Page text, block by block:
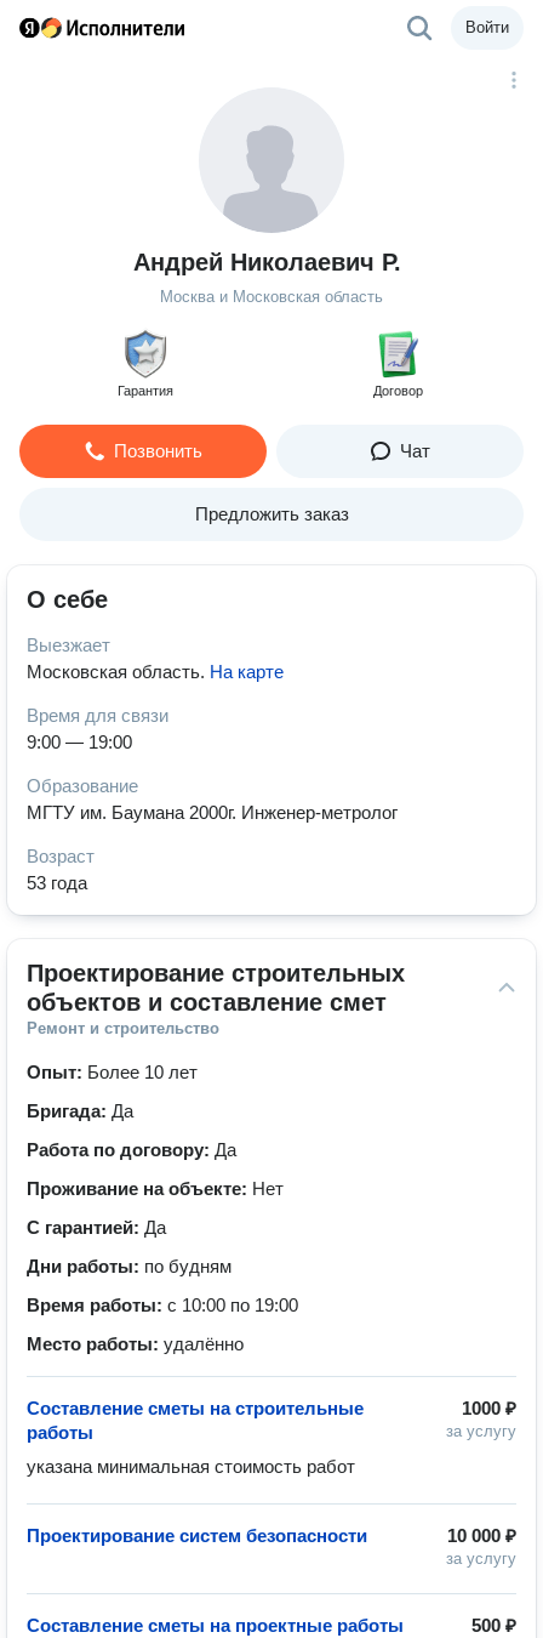
Войти
Андрей Николаевич Р.
Москва и Московская область
Гарантия Договор
Позвонить Чат
Предложить заказ
О себе
Выезжает
Московская область. На карте
Время для связи
9:00 — 19:00
Образование
МГТУ им. Баумана 2000г. Инженер-метролог
Возраст
53 года
Проектирование строительных
объектов и составление смет
Ремонт и строительство
Опыт: Более 10 лет
Бригада: Да
Работа по договору: Да
Проживание на объекте: Нет
С гарантией: Да
Дни работы: по будням
Время работы: с 10:00 по 19:00
Место работы: удалённо
1000 ₽
за услугу
Составление сметы на строительные
работы
указана минимальная стоимость работ
10 000 ₽
за услугу
Проектирование систем безопасности
500 ₽
Составление сметы на проектные работы